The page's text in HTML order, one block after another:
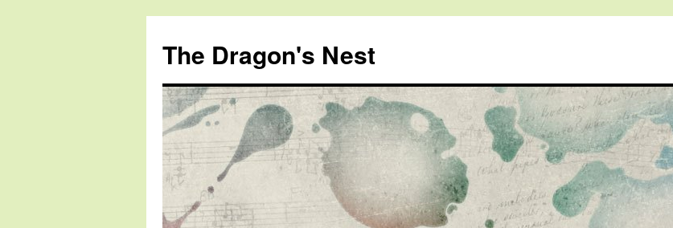
The Dragon's Nest